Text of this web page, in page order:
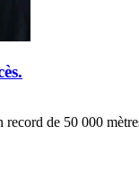
de 50 000